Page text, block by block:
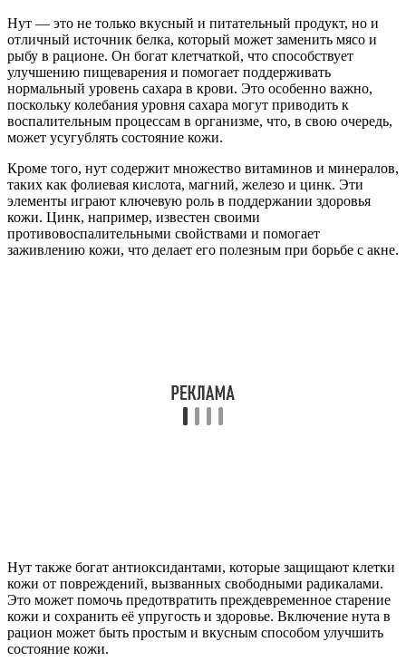
Нут — это не только вкусный и питательный продукт, но и
отличный источник белка, который может заменить мясо и
рыбу в рационе. Он богат клетчаткой, что способствует
улучшению пищеварения и помогает поддерживать
нормальный уровень сахара в крови. Это особенно важно,
поскольку колебания уровня сахара могут приводить к
воспалительным процессам в организме, что, в свою очередь,
может усугублять состояние кожи.
Кроме того, нут содержит множество витаминов и минералов,
таких как фолиевая кислота, магний, железо и цинк. Эти
элементы играют ключевую роль в поддержании здоровья
кожи. Цинк, например, известен своими
противовоспалительными свойствами и помогает
заживлению кожи, что делает его полезным при борьбе с акне.
Нут также богат антиоксидантами, которые защищают клетки
кожи от повреждений, вызванных свободными радикалами.
Это может помочь предотвратить преждевременное старение
кожи и сохранить её упругость и здоровье. Включение нута в
рацион может быть простым и вкусным способом улучшить
состояние кожи.